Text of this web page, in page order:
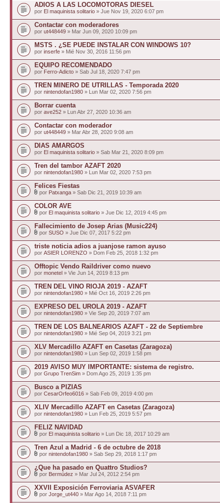
ADIOS A LAS LOCOMOTORAS DIESEL
por El maquinista solitario » Jue Nov 19, 2020 6:07 pm
Contactar con moderadores
por ut448449 » Mar Jun 09, 2020 10:09 pm
MSTS . ¿SE PUEDE INSTALAR CON WINDOWS 10?
por inserfe » Mié Nov 30, 2016 11:56 pm
EQUIPO RECOMENDADO
por Ferro-Adicto » Sab Jul 18, 2020 7:47 pm
TREN MINERO DE UTRILLAS - Temporada 2020
por nintendofan1980 » Lun Mar 02, 2020 7:56 pm
Borrar cuenta
por ave252 » Lun Abr 27, 2020 10:36 am
Contactar con moderador
por ut448449 » Mar Abr 28, 2020 9:08 am
DIAS AMARGOS
por El maquinista solitario » Sab Mar 21, 2020 8:09 pm
Tren del tambor AZAFT 2020
por nintendofan1980 » Lun Mar 02, 2020 7:53 pm
Felices Fiestas
por Patxanga » Sab Dic 21, 2019 10:39 am
COLOR AVE
por El maquinista solitario » Jue Dic 12, 2019 4:45 pm
Fallecimiento de Josep Arias (Music224)
por SUSO » Jue Dic 07, 2017 5:22 pm
triste noticia adios a juanjose ramon ayuso
por ASIER LORENZO » Dom Feb 25, 2018 1:32 pm
Offtopic Vendo Raildriver como nuevo
por monetel » Vie Jun 14, 2019 8:13 pm
TREN DEL VINO RIOJA 2019 - AZAFT
por nintendofan1980 » Mié Oct 16, 2019 2:26 pm
EXPRESO DEL UROLA 2019 - AZAFT
por nintendofan1980 » Vie Sep 20, 2019 7:07 am
TREN DE LOS BALNEARIOS AZAFT - 22 de Septiembre
por nintendofan1980 » Mié Sep 04, 2019 3:21 pm
XLV Mercadillo AZAFT en Casetas (Zaragoza)
por nintendofan1980 » Lun Sep 02, 2019 1:58 pm
2019 AVISO MUY IMPORTANTE: sistema de registro.
por Grupo TrenSim » Dom Ago 25, 2019 1:35 pm
Busco a PIZIAS
por CesarOrfeo6016 » Sab Feb 09, 2019 4:00 pm
XLIV Mercadillo AZAFT en Casetas (Zaragoza)
por nintendofan1980 » Lun Feb 25, 2019 5:57 pm
FELIZ NAVIDAD
por El maquinista solitario » Lun Dic 18, 2017 10:29 am
Tren Azul a Madrid - 6 de octubre de 2018
por nintendofan1980 » Sab Sep 29, 2018 1:17 pm
¿Que ha pasado en Quattro Studios?
por Bermúdez » Mar Jul 24, 2012 2:54 pm
XXVII Exposición Ferroviaria ASVAFER
por Jorge_ut440 » Mar Ago 14, 2018 7:11 pm